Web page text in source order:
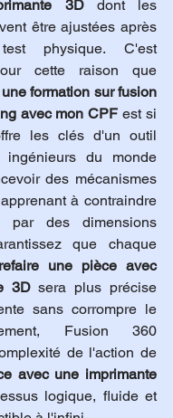
3D dont les
être ajustées après
physique. C'est
cette raison que
formation sur fusion
avec mon CPF est si
les clés d'un outil
du monde
des mécanismes
à contraindre
par des dimensions
que chaque
refaire une pièce avec
3D sera plus précise
sans corrompre le
Fusion 360
avec une imprimante
logique, fluide et